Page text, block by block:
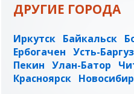
ДРУГИЕ ГОРОДА
Иркутск Байкальск
Ербогачен Усть-
Пекин Улан-Батор
Красноярск